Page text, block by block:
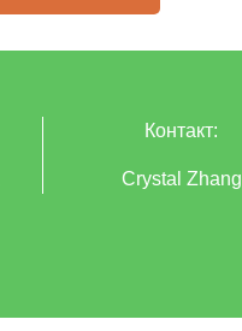
Контакт:
Crystal Zhang